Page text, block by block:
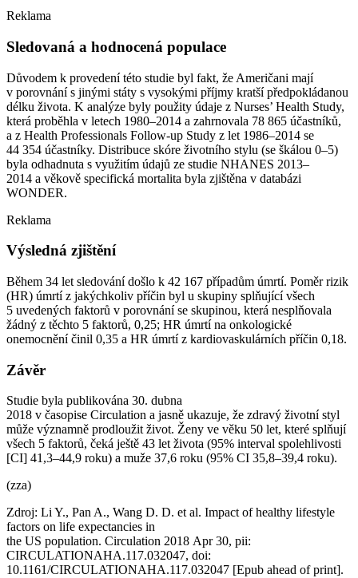
Reklama
Sledovaná a hodnocená populace
Důvodem k provedení této studie byl fakt, že Američani mají
v porovnání s jinými státy s vysokými příjmy kratší předpokládanou
délku života. K analýze byly použity údaje z Nurses’ Health Study,
která proběhla v letech 1980–2014 a zahrnovala 78 865 účastníků,
a z Health Professionals Follow-up Study z let 1986–2014 se
44 354 účastníky. Distribuce skóre životního stylu (se škálou 0–5)
byla odhadnuta s využitím údajů ze studie NHANES 2013–
2014 a věkově specifická mortalita byla zjištěna v databázi
WONDER.
Reklama
Výsledná zjištění
Během 34 let sledování došlo k 42 167 případům úmrtí. Poměr rizik
(HR) úmrtí z jakýchkoliv příčin byl u skupiny splňující všech
5 uvedených faktorů v porovnání se skupinou, která nesplňovala
žádný z těchto 5 faktorů, 0,25; HR úmrtí na onkologické
onemocnění činil 0,35 a HR úmrtí z kardiovaskulárních příčin 0,18.
Závěr
Studie byla publikována 30. dubna
2018 v časopise Circulation a jasně ukazuje, že zdravý životní styl
může významně prodloužit život. Ženy ve věku 50 let, které splňují
všech 5 faktorů, čeká ještě 43 let života (95% interval spolehlivosti
[CI] 41,3–44,9 roku) a muže 37,6 roku (95% CI 35,8–39,4 roku).
(zza)
Zdroj: Li Y., Pan A., Wang D. D. et al. Impact of healthy lifestyle
factors on life expectancies in
the US population. Circulation 2018 Apr 30, pii:
CIRCULATIONAHA.117.032047, doi:
10.1161/CIRCULATIONAHA.117.032047 [Epub ahead of print].